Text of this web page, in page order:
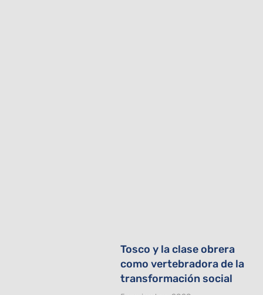
Tosco y la clase obrera
como vertebradora de la
transformación social